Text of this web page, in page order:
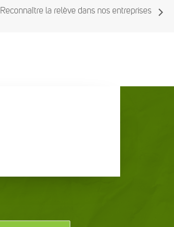
Reconnaître la relève dans nos entreprises